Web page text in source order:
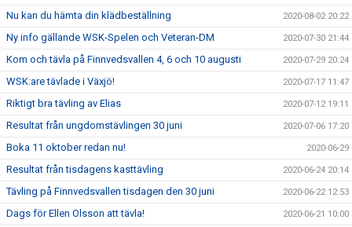
Nu kan du hämta din klädbeställning 2020-08-02 20:22
Ny info gällande WSK-Spelen och Veteran-DM 2020-07-30 21:44
Kom och tävla på Finnvedsvallen 4, 6 och 10 augusti 2020-07-29 20:24
WSK:are tävlade i Växjö! 2020-07-17 11:47
Riktigt bra tävling av Elias 2020-07-12 19:11
Resultat från ungdomstävlingen 30 juni 2020-07-06 17:20
Boka 11 oktober redan nu! 2020-06-29
Resultat från tisdagens kasttävling 2020-06-24 20:14
Tävling på Finnvedsvallen tisdagen den 30 juni 2020-06-22 12:53
Dags för Ellen Olsson att tävla! 2020-06-21 10:00